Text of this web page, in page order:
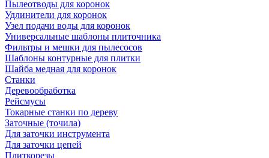
Пылеотводы для коронок
Удлинители для коронок
Узел подачи воды для коронок
Универсальные шаблоны плиточника
Фильтры и мешки для пылесосов
Шаблоны контурные для плитки
Шайба медная для коронок
Станки
Деревообработка
Рейсмусы
Токарные станки по дереву
Заточные (точила)
Для заточки инструмента
Для заточки цепей
Плиткорезы